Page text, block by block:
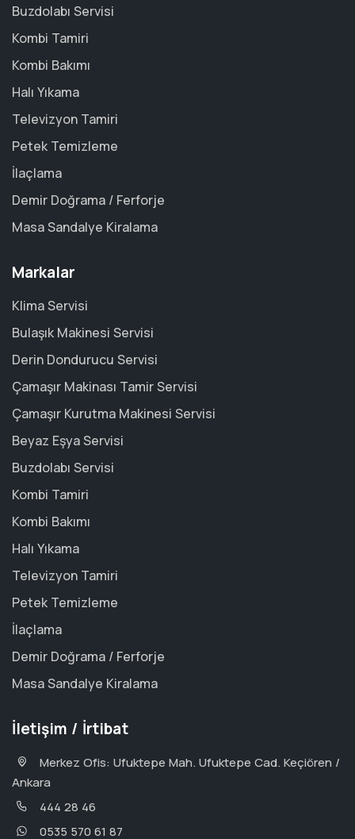
Buzdolabı Servisi
Kombi Tamiri
Kombi Bakımı
Halı Yıkama
Televizyon Tamiri
Petek Temizleme
İlaçlama
Demir Doğrama / Ferforje
Masa Sandalye Kiralama
Markalar
Klima Servisi
Bulaşık Makinesi Servisi
Derin Dondurucu Servisi
Çamaşır Makinası Tamir Servisi
Çamaşır Kurutma Makinesi Servisi
Beyaz Eşya Servisi
Buzdolabı Servisi
Kombi Tamiri
Kombi Bakımı
Halı Yıkama
Televizyon Tamiri
Petek Temizleme
İlaçlama
Demir Doğrama / Ferforje
Masa Sandalye Kiralama
İletişim / İrtibat
Merkez Ofis: Ufuktepe Mah. Ufuktepe Cad. Keçiören /
Ankara
444 28 46
0535 570 61 87